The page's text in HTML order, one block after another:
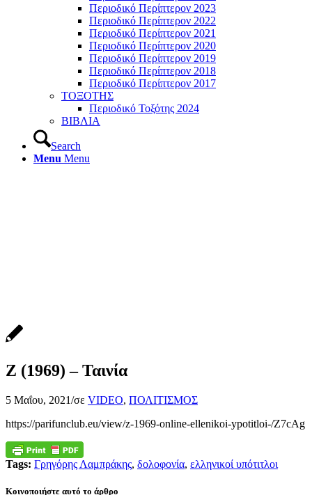
Περιοδικό Περίπτερον 2023
Περιοδικό Περίπτερον 2022
Περιοδικό Περίπτερον 2021
Περιοδικό Περίπτερον 2020
Περιοδικό Περίπτερον 2019
Περιοδικό Περίπτερον 2018
Περιοδικό Περίπτερον 2017
ΤΟΞΟΤΗΣ
Περιοδικό Τοξότης 2024
ΒΙΒΛΙΑ
Search
Menu Menu
Ζ (1969) – Ταινία
5 Μαΐου, 2021/σε VIDEO, ΠΟΛΙΤΙΣΜΟΣ
https://parifunclub.eu/view/z-1969-online-ellenikoi-ypotitloi-/Z7cAg
Tags: Γρηγόρης Λαμπράκης, δολοφονία, ελληνικοί υπότιτλοι
Κοινοποιήστε αυτό το άρθρο